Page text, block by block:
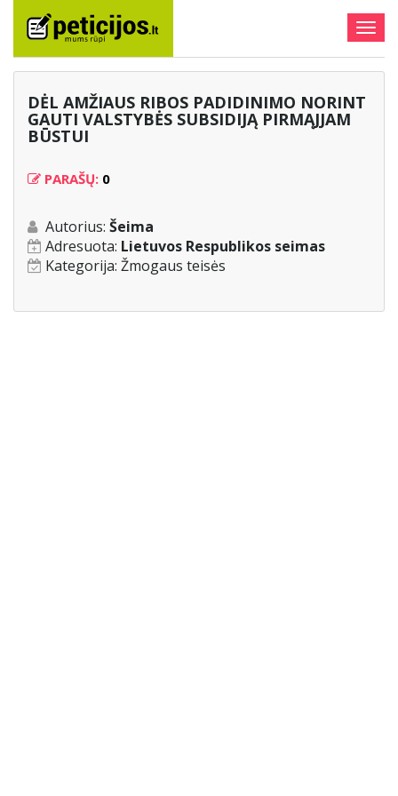
DĖL AMŽIAUS RIBOS PADIDINIMO NORINT
GAUTI VALSTYBĖS SUBSIDIJĄ PIRMĄJJAM
BŪSTUI
PARAŠŲ: 0
Autorius: Šeima
Adresuota: Lietuvos Respublikos seimas
Kategorija: Žmogaus teisės